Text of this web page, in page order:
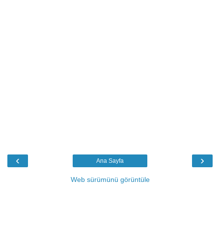
‹ ›
Ana Sayfa
Web sürümünü görüntüle